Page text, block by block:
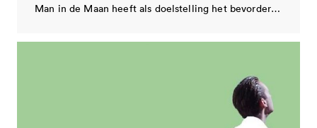
Man in de Maan heeft als doelstelling het bevorderen van literatuur in de regio. Sinds…